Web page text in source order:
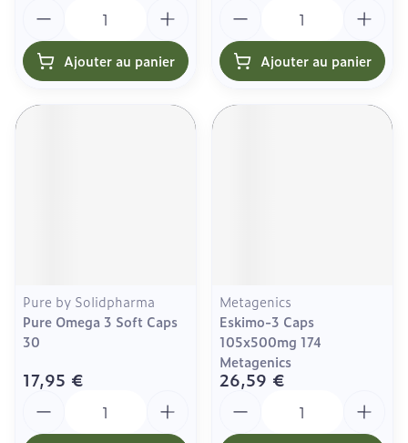
Ajouter au panier Ajouter au panier
Pure by Solidpharma
Pure Omega 3 Soft Caps
30
17,95 €
Metagenics
Eskimo-3 Caps
105x500mg 174
Metagenics
26,59 €